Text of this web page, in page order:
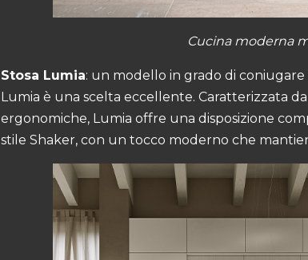
Cucina moderna
Stosa Lumia: un modello in grado di
Lumia è una scelta eccellente. Caratterizzata
ergonomiche, Lumia offre una disposizione
stile Shaker, con un tocco moderno che